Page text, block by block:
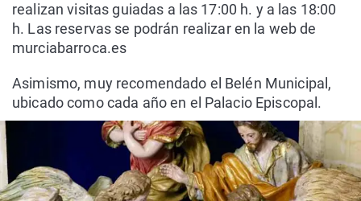
realizan visitas guiadas a las 17:00 h. y a las 18:00
h. Las reservas se podrán realizar en la web de
murciabarroca.es
Asimismo, muy recomendado el Belén Municipal,
ubicado como cada año en el Palacio Episcopal.